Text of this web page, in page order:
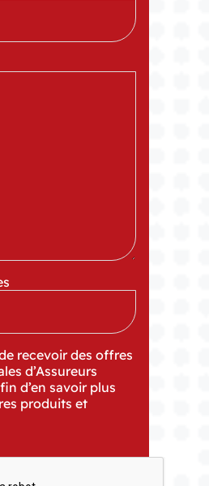
recevoir des offres
d’Assureurs
d’en savoir plus
produits et